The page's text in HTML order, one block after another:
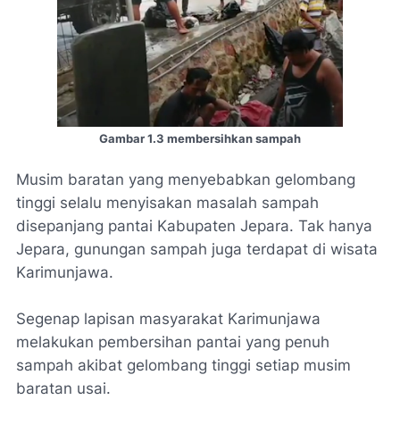
Gambar 1.3 membersihkan sampah
Musim baratan yang menyebabkan gelombang
tinggi selalu menyisakan masalah sampah
disepanjang pantai Kabupaten Jepara. Tak hanya
Jepara, gunungan sampah juga terdapat di wisata
Karimunjawa.
Segenap lapisan masyarakat Karimunjawa
melakukan pembersihan pantai yang penuh
sampah akibat gelombang tinggi setiap musim
baratan usai.